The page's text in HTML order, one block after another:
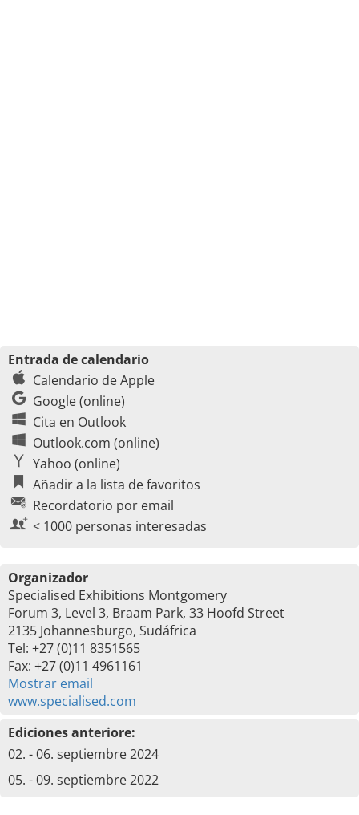
Entrada de calendario
Calendario de Apple
Google (online)
Cita en Outlook
Outlook.com (online)
Yahoo (online)
Añadir a la lista de favoritos
Recordatorio por email
< 1000 personas interesadas
Organizador
Specialised Exhibitions Montgomery
Forum 3, Level 3, Braam Park, 33 Hoofd Street
2135 Johannesburgo, Sudáfrica
Tel: +27 (0)11 8351565
Fax: +27 (0)11 4961161
Mostrar email
www.specialised.com
Ediciones anteriore:
02. - 06. septiembre 2024
05. - 09. septiembre 2022